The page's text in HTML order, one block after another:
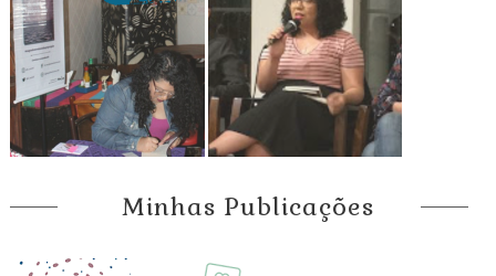
Minhas Publicações